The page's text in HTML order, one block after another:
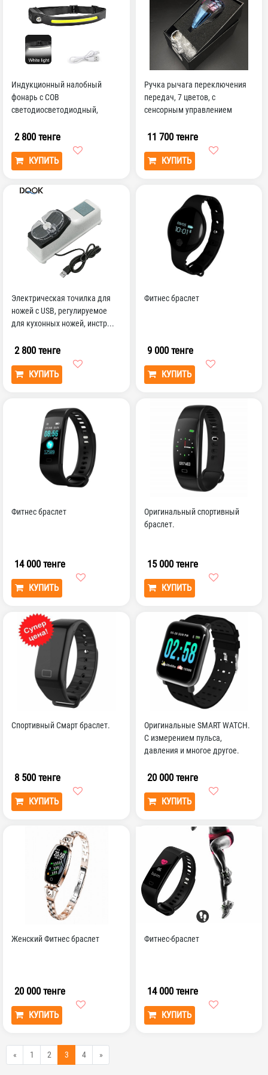
Индукционный налобный
фонарь с COB
светодиосветодиодный,
зарядкой чер...
2 800 тенге
КУПИТЬ
Ручка рычага переключения
передач, 7 цветов, с
сенсорным управлением
11 700 тенге
КУПИТЬ
Электрическая точилка для
ножей с USB, регулируемое
для кухонных ножей, инстр...
2 800 тенге
КУПИТЬ
Фитнес браслет
9 000 тенге
КУПИТЬ
Фитнес браслет
14 000 тенге
КУПИТЬ
Оригинальный спортивный
браслет.
15 000 тенге
КУПИТЬ
Спортивный Смарт браслет.
8 500 тенге
КУПИТЬ
Оригинальные SMART WATCH.
С измерением пульса,
давления и многое другое.
20 000 тенге
КУПИТЬ
Женский Фитнес браслет
20 000 тенге
КУПИТЬ
Фитнес-браслет
14 000 тенге
КУПИТЬ
« 1 2 3 4 »